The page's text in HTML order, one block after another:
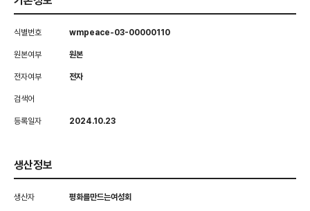
식별번호 wmpeace-03-00000110
원본여부 원본
전자여부 전자
검색어
등록일자 2024.10.23
생산정보
생산자 평화를만드는여성회